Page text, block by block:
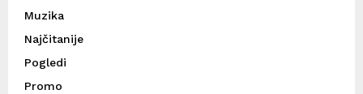
Muzika
Najčitanije
Pogledi
Promo